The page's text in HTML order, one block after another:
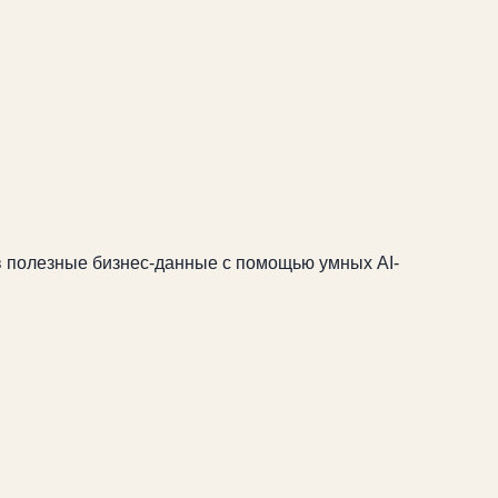
полезные бизнес-данные с помощью умных AI-